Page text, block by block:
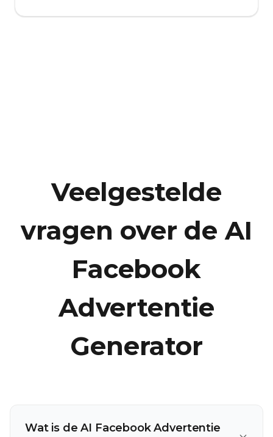
Veelgestelde
vragen over de AI
Facebook
Advertentie
Generator
Wat is de AI Facebook Advertentie